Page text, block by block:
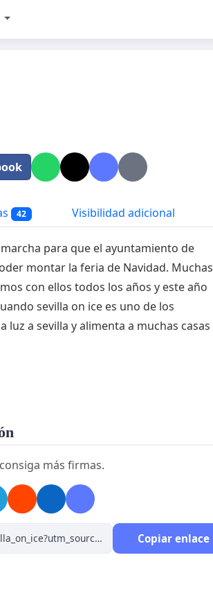
42 Visibilidad adicional
para que el ayuntamiento de
montar la feria de Navidad. Muchas
con ellos todos los años y este año
sevilla on ice es uno de los
luz a sevilla y alimenta a muchas casas
más firmas.
Copiar enlace